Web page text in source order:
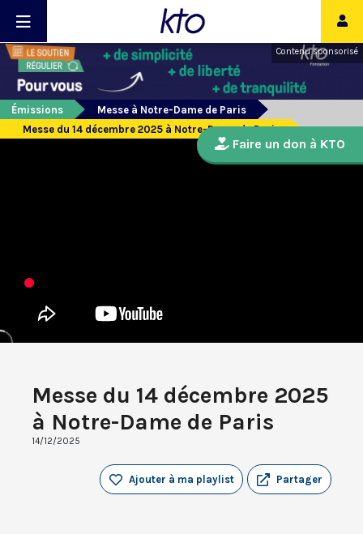
Contenu sponsorisé
Émissions
Messe à Notre-Dame de Paris
Messe du 14 décembre 2025 à Notre-Dame de Paris
Messe du 14 décembre 2025
à Notre-Dame de Paris
14/12/2025
Partager
Ajouter à ma playlist
Faire un don à KTO